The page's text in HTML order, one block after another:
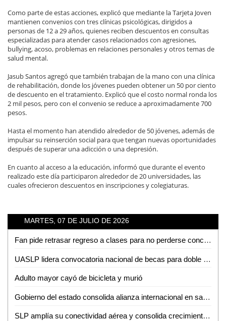
Como parte de estas acciones, explicó que mediante la Tarjeta Joven
mantienen convenios con tres clínicas psicológicas, dirigidos a
personas de 12 a 29 años, quienes reciben descuentos en consultas
especializadas para atender casos relacionados con agresiones,
bullying, acoso, problemas en relaciones personales y otros temas de
salud mental.
Jasub Santos agregó que también trabajan de la mano con una clínica
de rehabilitación, donde los jóvenes pueden obtener un 50 por ciento
de descuento en el tratamiento. Explicó que el costo normal ronda los
2 mil pesos, pero con el convenio se reduce a aproximadamente 700
pesos.
Hasta el momento han atendido alrededor de 50 jóvenes, además de
impulsar su reinserción social para que tengan nuevas oportunidades
después de superar una adicción o una depresión.
En cuanto al acceso a la educación, informó que durante el evento
realizado este día participaron alrededor de 20 universidades, las
cuales ofrecieron descuentos en inscripciones y colegiaturas.
MARTES, 07 DE JULIO DE 2026
Fan pide retrasar regreso a clases para no perderse concierto de Los Tigres del Norte en la Fenapo
UASLP lidera convocatoria nacional de becas para doble titulación en ingeniería con Francia
Adulto mayor cayó de bicicleta y murió
Gobierno del estado consolida alianza internacional en salud mental
SLP amplía su conectividad aérea y consolida crecimiento turistico y económico